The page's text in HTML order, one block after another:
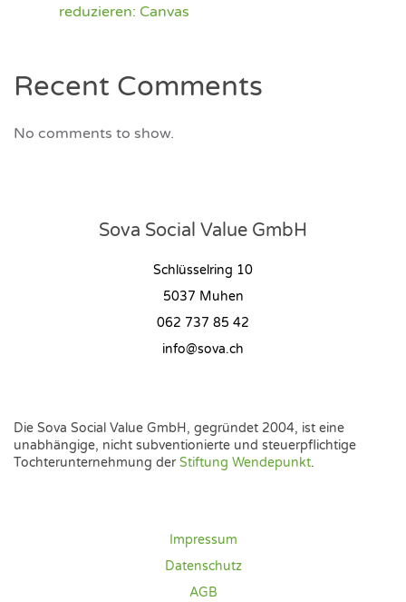
reduzieren: Canvas
Recent Comments
No comments to show.
Sova Social Value GmbH
Schlüsselring 10
5037 Muhen
062 737 85 42
info@sova.ch
Die Sova Social Value GmbH, gegründet 2004, ist eine
unabhängige, nicht subventionierte und steuerpflichtige
Tochterunternehmung derStiftung Wendepunkt.
Impressum
Datenschutz
AGB